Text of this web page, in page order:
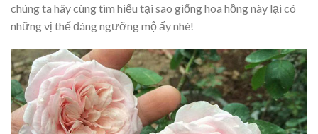
chúng ta hãy cùng tìm hiểu tại sao giống hoa hồng này lại có
những vị thế đáng ngưỡng mộ ấy nhé!